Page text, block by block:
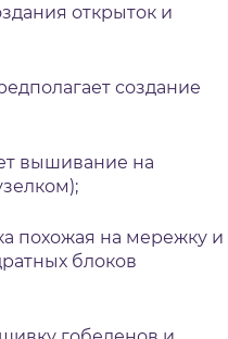
открыток и
создание
вышивание на
похожая на мережку и
блоков